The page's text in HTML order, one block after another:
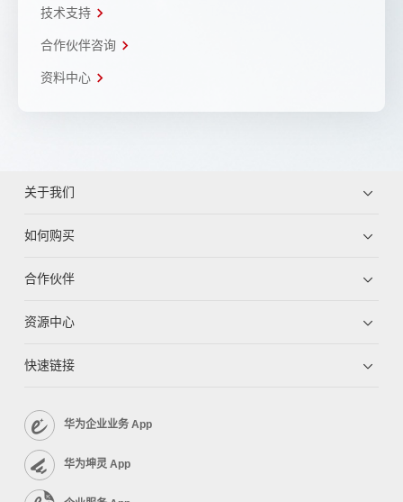
技术支持
合作伙伴咨询
资料中心
关于我们
如何购买
合作伙伴
资源中心
快速链接
华为企业业务 App
华为坤灵 App